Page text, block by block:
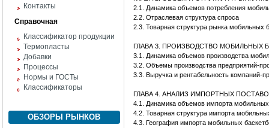
Контакты
Справочная
Классификатор продукции
Термопласты
Добавки
Процессы
Нормы и ГОСТы
Классификаторы
ОБЗОРЫ РЫНКОВ
2.1. Динамика объемов потребления
2.2. Отраслевая структура спроса
2.3. Товарная структура рынка мобильных
ГЛАВА 3. ПРОИЗВОДСТВО МОБИЛЬНЫХ
3.1. Динамика объемов производства
3.2. Объемы производства предприятий-
3.3. Выручка и рентабельность компаний-
ГЛАВА 4. АНАЛИЗ ИМПОРТНЫХ
4.1. Динамика объемов импорта
4.2. Товарная структура импорта
4.3. География импорта мобильных